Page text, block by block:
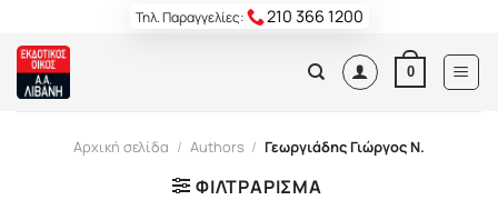
content
Τηλ. Παραγγελίες: 210 366 1200
0
Αρχική σελίδα / Authors / Γεωργιάδης Γιώργος Ν.
ΦΙΛΤΡΆΡΙΣΜΑ